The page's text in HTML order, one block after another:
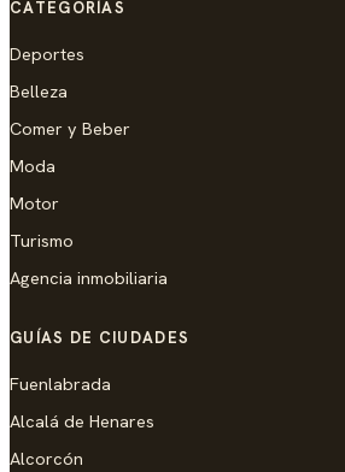
CATEGORÍAS
Deportes
Belleza
Comer y Beber
Moda
Motor
Turismo
Agencia inmobiliaria
GUÍAS DE CIUDADES
Fuenlabrada
Alcalá de Henares
Alcorcón